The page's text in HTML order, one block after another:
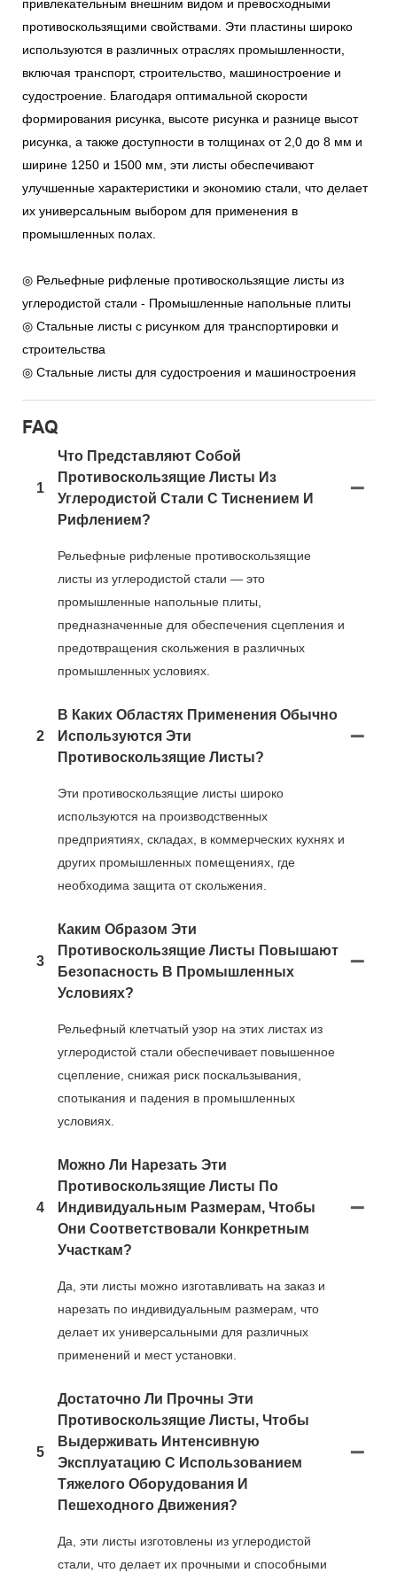
привлекательным внешним видом и превосходными
противоскользящими свойствами. Эти пластины широко
используются в различных отраслях промышленности,
включая транспорт, строительство, машиностроение и
судостроение. Благодаря оптимальной скорости
формирования рисунка, высоте рисунка и разнице высот
рисунка, а также доступности в толщинах от 2,0 до 8 мм и
ширине 1250 и 1500 мм, эти листы обеспечивают
улучшенные характеристики и экономию стали, что делает
их универсальным выбором для применения в
промышленных полах.
◎ Рельефные рифленые противоскользящие листы из
углеродистой стали - Промышленные напольные плиты
◎ Стальные листы с рисунком для транспортировки и
строительства
◎ Стальные листы для судостроения и машиностроения
FAQ
1
Что Представляют Собой
Противоскользящие Листы Из
Углеродистой Стали С Тиснением И
Рифлением?
Рельефные рифленые противоскользящие
листы из углеродистой стали — это
промышленные напольные плиты,
предназначенные для обеспечения сцепления и
предотвращения скольжения в различных
промышленных условиях.
2
В Каких Областях Применения Обычно
Используются Эти
Противоскользящие Листы?
Эти противоскользящие листы широко
используются на производственных
предприятиях, складах, в коммерческих кухнях и
других промышленных помещениях, где
необходима защита от скольжения.
3
Каким Образом Эти
Противоскользящие Листы Повышают
Безопасность В Промышленных
Условиях?
Рельефный клетчатый узор на этих листах из
углеродистой стали обеспечивает повышенное
сцепление, снижая риск поскальзывания,
спотыкания и падения в промышленных
условиях.
4
Можно Ли Нарезать Эти
Противоскользящие Листы По
Индивидуальным Размерам, Чтобы
Они Соответствовали Конкретным
Участкам?
Да, эти листы можно изготавливать на заказ и
нарезать по индивидуальным размерам, что
делает их универсальными для различных
применений и мест установки.
5
Достаточно Ли Прочны Эти
Противоскользящие Листы, Чтобы
Выдерживать Интенсивную
Эксплуатацию С Использованием
Тяжелого Оборудования И
Пешеходного Движения?
Да, эти листы изготовлены из углеродистой
стали, что делает их прочными и способными